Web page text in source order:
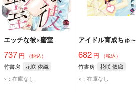
エッチな彼×蜜室
737 円 （税込）
竹書房
花咲 依織
×：在庫なし
アイドル育成ちゅ～
682 円 （税込）
竹書房
花咲 依織
×：在庫なし